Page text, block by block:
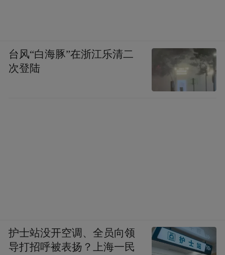
台风“白海豚”在浙江乐清二
次登陆
护士站没开空调、全员向领
导打招呼被表扬？上海一民